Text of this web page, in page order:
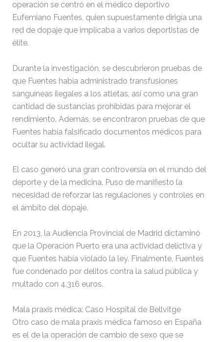
operación se centró en el médico deportivo
Eufemiano Fuentes, quien supuestamente dirigía una
red de dopaje que implicaba a varios deportistas de
élite.
Durante la investigación, se descubrieron pruebas de
que Fuentes había administrado transfusiones
sanguíneas ilegales a los atletas, así como una gran
cantidad de sustancias prohibidas para mejorar el
rendimiento. Además, se encontraron pruebas de que
Fuentes había falsificado documentos médicos para
ocultar su actividad ilegal.
El caso generó una gran controversia en el mundo del
deporte y de la medicina. Puso de manifiesto la
necesidad de reforzar las regulaciones y controles en
el ámbito del dopaje.
En 2013, la Audiencia Provincial de Madrid dictaminó
que la Operación Puerto era una actividad delictiva y
que Fuentes había violado la ley. Finalmente, Fuentes
fue condenado por delitos contra la salud pública y
multado con 4.316 euros.
Mala praxis médica: Caso Hospital de Bellvitge
Otro caso de mala praxis médica famoso en España
es el de la operación de cambio de sexo que se